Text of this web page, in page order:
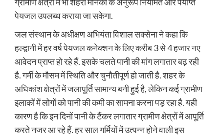
पेयजल उपलब्ध कराया जा सकेगा.
जल संस्थान के अधीक्षण अभियंता विशाल सक्सेना ने कहा कि
हल्द्वानी में हर वर्ष पेयजल कनेक्शन के लिए करीब 3 से 4 हजार नए
आवेदन प्राप्त हो रहे हैं. इसके चलते पानी की मांग लगातार बढ़ रही
है. गर्मी के मौसम में स्थिति और चुनौतीपूर्ण हो जाती है. शहर के
अधिकांश क्षेत्रों में जलापूर्ति सामान्य बनी हुई है, लेकिन कई ग्रामीण
इलाकों में लोगों को पानी की कमी का सामना करना पड़ रहा है. यही
कारण है कि इन दिनों पानी के टैंकर लगातार ग्रामीण क्षेत्रों में आपूर्ति
करते नजर आ रहे हैं. हर साल गर्मियों में उत्पन्न होने वाली इस